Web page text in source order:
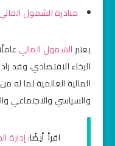
مبادرة الشمول
يعتبرالشمول المالي
الرخاء الاقتصادي، وقد
المالية العالمية لما له
والسياسي والاجتماعي
اقرأ أيضًا:إدارة